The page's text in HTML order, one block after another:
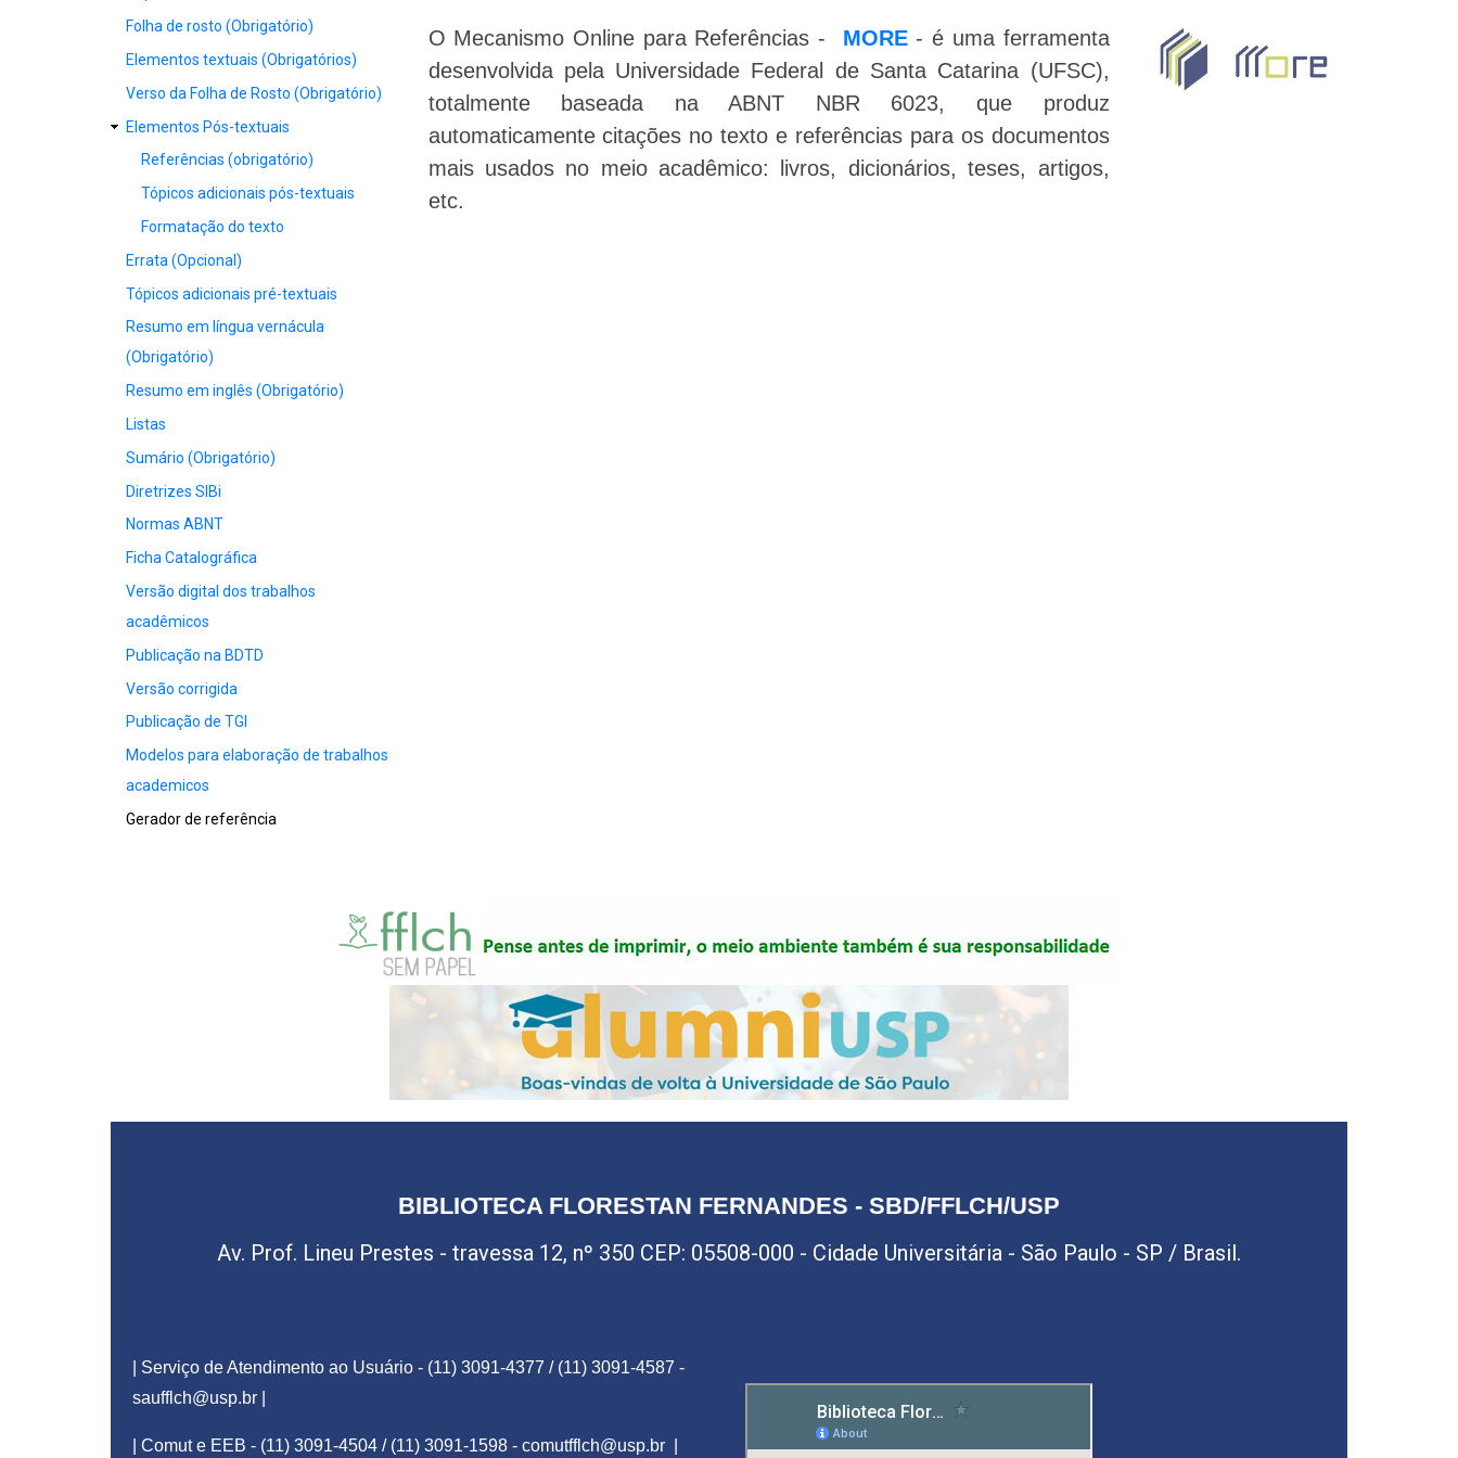
ACADÊMICO
Folha de rosto (Obrigatório)
Elementos textuais (Obrigatórios)
Verso da Folha de Rosto (Obrigatório)
Elementos Pós-textuais
Referências (obrigatório)
Tópicos adicionais pós-textuais
Formatação do texto
Errata (Opcional)
Tópicos adicionais pré-textuais
Resumo em língua vernácula
(Obrigatório)
Resumo em inglês (Obrigatório)
Listas
Sumário (Obrigatório)
Diretrizes SIBi
Normas ABNT
Ficha Catalográfica
Versão digital dos trabalhos
acadêmicos
Publicação na BDTD
Versão corrigida
Publicação de TGI
Modelos para elaboração de trabalhos
academicos
Gerador de referência
O Mecanismo Online para Referências - MORE- é uma ferramenta
desenvolvida pela Universidade Federal de Santa Catarina (UFSC),
totalmente baseada na ABNT NBR 6023, que produz
automaticamente citações no texto e referências para os documentos
mais usados no meio acadêmico: livros, dicionários, teses, artigos,
etc.
BIBLIOTECA FLORESTAN FERNANDES - SBD/FFLCH/USP
Av. Prof. Lineu Prestes - travessa 12, nº 350 CEP: 05508-000 - Cidade Universitária - São Paulo - SP / Brasil.
| Serviço de Atendimento ao Usuário - (11) 3091-4377 / (11) 3091-4587 -
saufflch@usp.br
| Comut e EEB - (11) 3091-4504 / (11) 3091-1598 - comutfflch@usp.br